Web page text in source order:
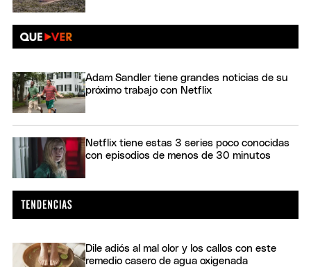
Adam Sandler tiene grandes noticias de su
próximo trabajo con Netflix
Netflix tiene estas 3 series poco conocidas
con episodios de menos de 30 minutos
Dile adiós al mal olor y los callos con este
remedio casero de agua oxigenada